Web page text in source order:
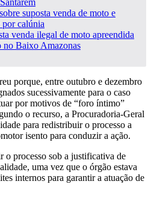
suposta venda de moto e
calúnia
venda ilegal de moto apreendida
no Baixo Amazonas
porque, entre outubro e dezembro
sucessivamente para o caso
por motivos de “foro íntimo”
o recurso, a Procuradoria-Geral
para redistribuir o processo a
isento para conduzir a ação.
o processo sob a justificativa de
uma vez que o órgão estava
internos para garantir a atuação de